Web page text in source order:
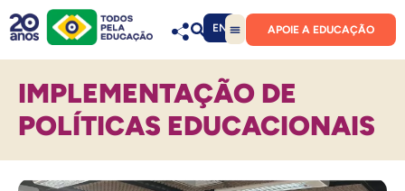
EN APOIE A EDUCAÇÃO
IMPLEMENTAÇÃO DE
POLÍTICAS EDUCACIONAIS